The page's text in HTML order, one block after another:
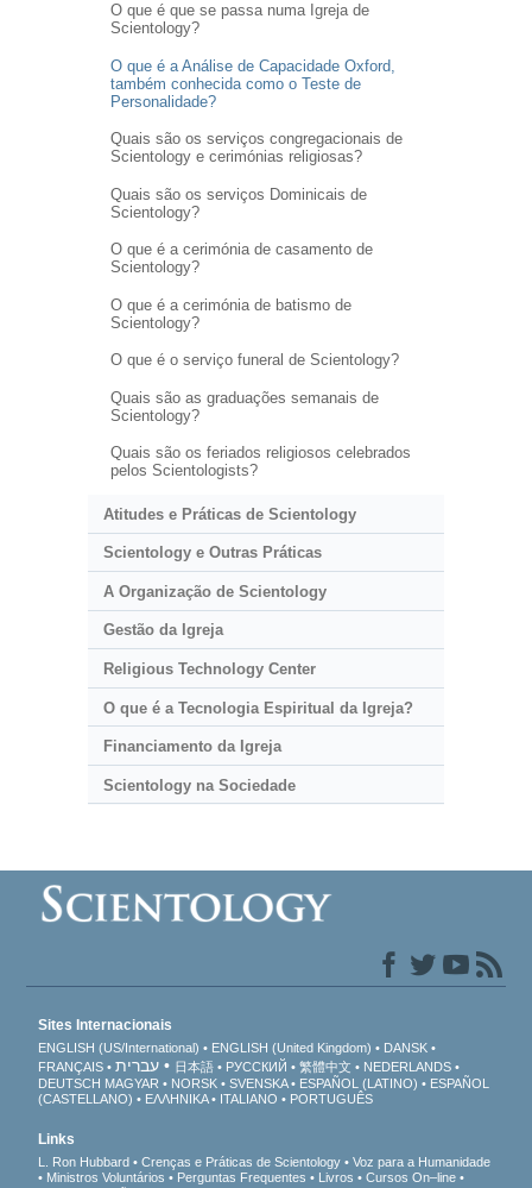
O que é que se passa numa Igreja de
Scientology?
O que é a Análise de Capacidade Oxford,
também conhecida como o Teste de
Personalidade?
Quais são os serviços congregacionais de
Scientology e cerimónias religiosas?
Quais são os serviços Dominicais de
Scientology?
O que é a cerimónia de casamento de
Scientology?
O que é a cerimónia de batismo de
Scientology?
O que é o serviço funeral de Scientology?
Quais são as graduações semanais de
Scientology?
Quais são os feriados religiosos celebrados
pelos Scientologists?
Atitudes e Práticas de Scientology
Scientology e Outras Práticas
A Organização de Scientology
Gestão da Igreja
Religious Technology Center
O que é a Tecnologia Espiritual da Igreja?
Financiamento da Igreja
Scientology na Sociedade
Sites Internacionais
ENGLISH (US/International) ENGLISH (United Kingdom)
DANSK
FRANÇAIS
עברית 日本語 РУССКИЙ 繁體中文
NEDERLANDS
DEUTSCH MAGYAR NORSK SVENSKA ESPAÑOL (LATINO)
ESPAÑOL
(CASTELLANO)
ΕΛΛΗΝΙΚA ITALIANO PORTUGUÊS
Links
L. Ron Hubbard Crenças e Práticas de Scientology
Voz para a Humanidade
Ministros Voluntários
Perguntas Frequentes Livros
Cursos On–line